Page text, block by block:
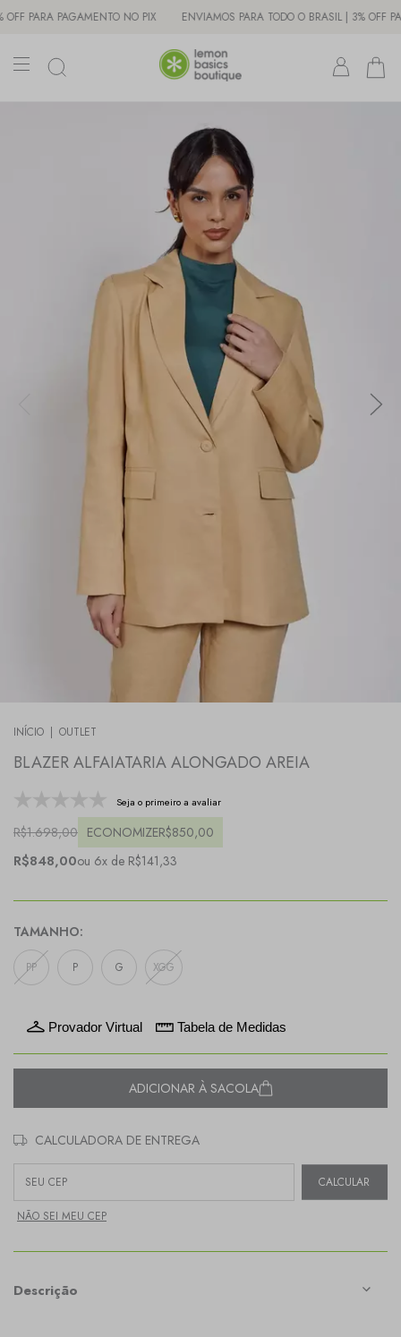
PAGAMENTO NO PIX ENVIAMOS PARA TODO O BRASIL | 3% OFF PARA
INÍCIO | OUTLET
BLAZER ALFAIATARIA ALONGADO AREIA
Seja o primeiro a avaliar
R$1.698,00 ECONOMIZER$850,00
R$848,00ou 6x de R$141,33
TAMANHO:
PP P G XGG
Provador Virtual Tabela de Medidas
ADICIONAR À SACOLA
CALCULADORA DE ENTREGA
Entregas para o CEP:
CALCULAR
NÃO SEI MEU CEP
Descrição